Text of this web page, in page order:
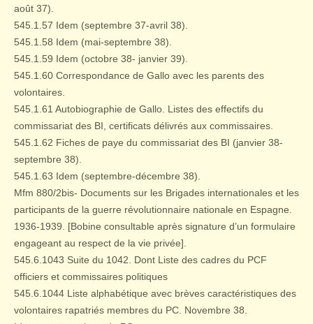
août 37).
545.1.57 Idem (septembre 37-avril 38).
545.1.58 Idem (mai-septembre 38).
545.1.59 Idem (octobre 38- janvier 39).
545.1.60 Correspondance de Gallo avec les parents des
volontaires.
545.1.61 Autobiographie de Gallo. Listes des effectifs du
commissariat des BI, certificats délivrés aux commissaires.
545.1.62 Fiches de paye du commissariat des BI (janvier 38-
septembre 38).
545.1.63 Idem (septembre-décembre 38).
Mfm 880/2bis- Documents sur les Brigades internationales et les
participants de la guerre révolutionnaire nationale en Espagne.
1936-1939. [Bobine consultable après signature d’un formulaire
engageant au respect de la vie privée].
545.6.1043 Suite du 1042. Dont Liste des cadres du PCF
officiers et commissaires politiques
545.6.1044 Liste alphabétique avec brèves caractéristiques des
volontaires rapatriés membres du PC. Novembre 38.